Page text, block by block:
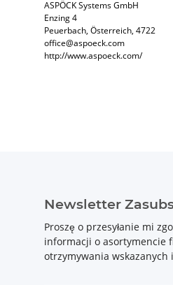
ASPÖCK Systems GmbH
Enzing 4
Peuerbach, Österreich, 4722
office@aspoeck.com
http://www.aspoeck.com/
Newsletter
Proszę o przesyłanie mi
informacji o asortymencie
otrzymywania wskazanych